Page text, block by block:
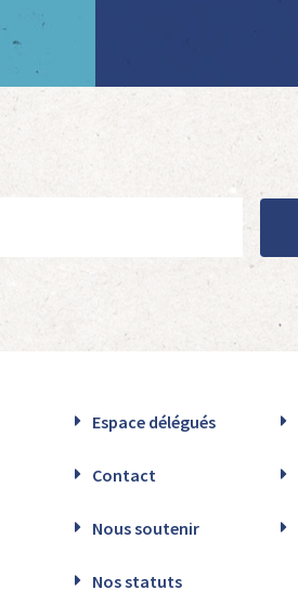
Espace délégués
Contact
Nous soutenir
Nos statuts